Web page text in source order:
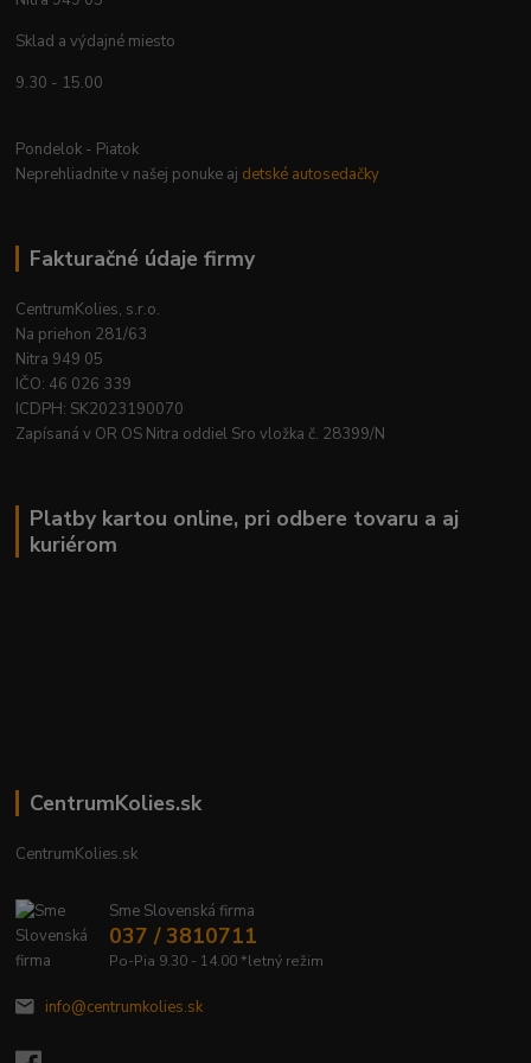
Sklad a výdajné miesto
9.30 - 15.00
Pondelok - Piatok
Neprehliadnite v našej ponuke aj detské autosedačky
Fakturačné údaje firmy
CentrumKolies, s.r.o.
Na priehon 281/63
Nitra 949 05
IČO: 46 026 339
ICDPH: SK2023190070
Zapísaná v OR OS Nitra oddiel Sro vložka č. 28399/N
Platby kartou online, pri odbere tovaru a aj
kuriérom
CentrumKolies.sk
CentrumKolies.sk
Sme Slovenská firma
037 / 3810711
Po-Pia 9.30 - 14.00 *letný režim
info@centrumkolies.sk